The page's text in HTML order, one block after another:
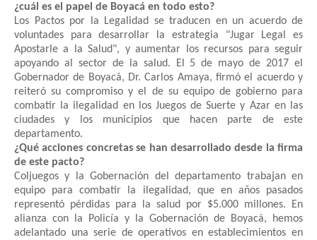
¿cuál es el papel de Boyacá en todo esto?
Los Pactos por la Legalidad se traducen en un acuerdo de
voluntades para desarrollar la estrategia "Jugar Legal es
Apostarle a la Salud", y aumentar los recursos para seguir
apoyando al sector de la salud. El 5 de mayo de 2017 el
Gobernador de Boyacá, Dr. Carlos Amaya, firmó el acuerdo y
reiteró su compromiso y el de su equipo de gobierno para
combatir la ilegalidad en los Juegos de Suerte y Azar en las
ciudades y los municipios que hacen parte de este
departamento.
¿Qué acciones concretas se han desarrollado desde la firma
de este pacto?
Coljuegos y la Gobernación del departamento trabajan en
equipo para combatir la ilegalidad, que en años pasados
representó pérdidas para la salud por $5.000 millones. En
alianza con la Policía y la Gobernación de Boyacá, hemos
adelantado una serie de operativos en establecimientos en